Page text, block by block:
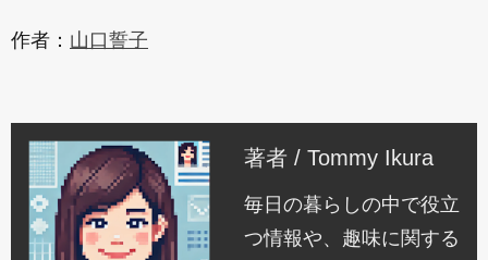
作者： 山口誓子
著者 / Tommy Ikura
毎日の暮らしの中で役立
つ情報や、趣味に関する